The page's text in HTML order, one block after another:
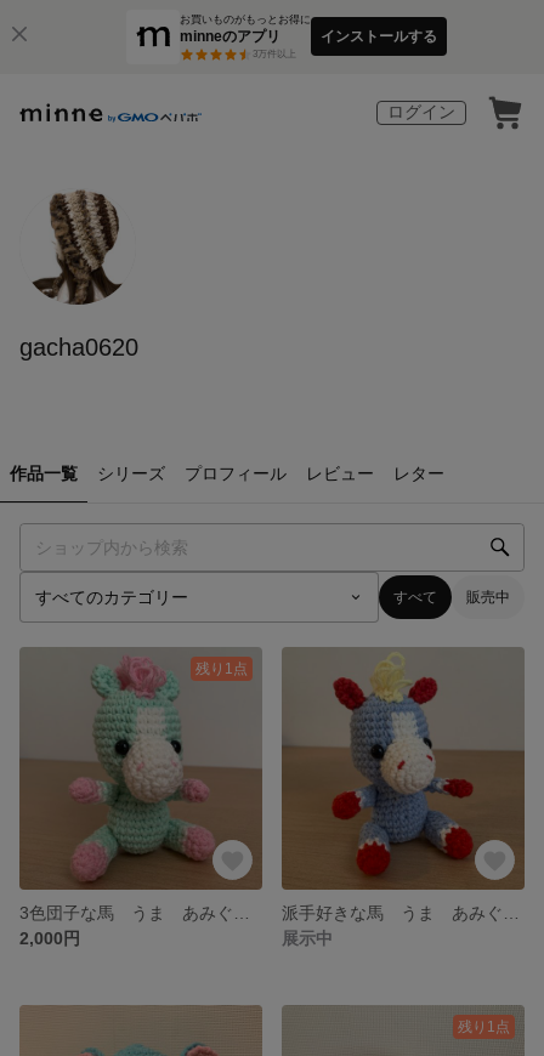
お買いものがもっとお得に
minneのアプリ
3万件以上
インストールする
ログイン
gacha0620
作品一覧 シリーズ プロフィール レビュー レター
すべて 販売中
残り1点
2,000円
展示中
残り1点